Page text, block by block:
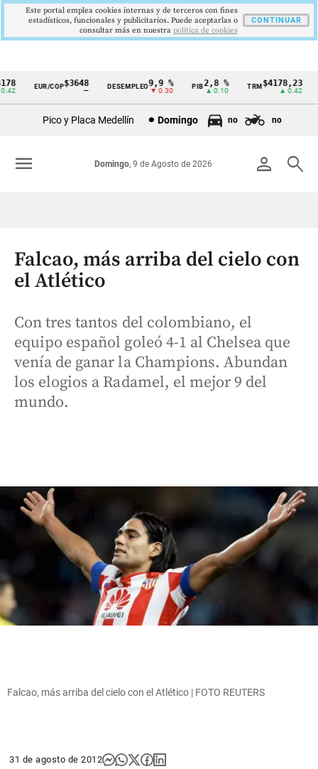
Cintillo
Colombia
EUR/COP$3648 DESEMPLEO 9,9 %
▼ 0.30
2,8 %
▲ 0.10
TRM$4178,23
▲ 0.42
Pico y Placa Medellín Domingo no no
person search
Domingo, 9 de Agosto de 2026
menu
Falcao, más arriba del cielo con
el Atlético
Con tres tantos del colombiano, el
equipo español goleó 4-1 al Chelsea que
venía de ganar la Champions. Abundan
los elogios a Radamel, el mejor 9 del
mundo.
Falcao, más arriba del cielo con el Atlético | FOTO REUTERS
31 de agosto de 2012
Este portal emplea cookies internas y de terceros con fines
estadísticos, funcionales y publicitarios. Puede aceptarlas o
consultar más en nuestra politica de cookies
CONTINUAR